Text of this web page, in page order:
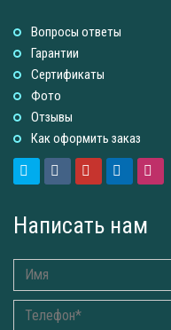
Вопросы ответы
Гарантии
Сертификаты
Фото
Отзывы
Как оформить заказ
Написать нам